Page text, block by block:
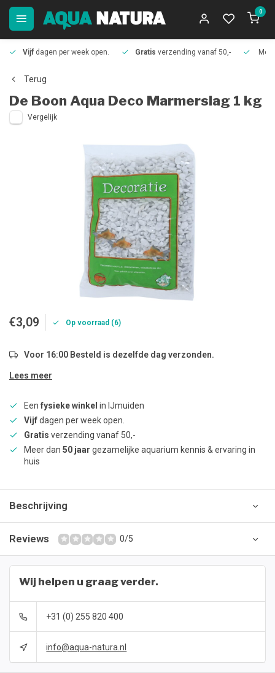
0
Vijf dagen per week open. Gratis verzending vanaf 50,-
Terug
De Boon Aqua Deco Marmerslag 1 kg
Vergelijk
€3,09 Op voorraad (6)
Voor 16:00 Besteld is dezelfde dag verzonden.
Lees meer
Een fysieke winkel in IJmuiden
Vijfdagen per week open.
Gratis verzending vanaf 50,-
Meer dan 50 jaar gezamelijke aquarium kennis & ervaring in
huis
Beschrijving
Reviews 0/5
Wij helpen u graag verder.
+31 (0) 255 820 400
info@aqua-natura.nl